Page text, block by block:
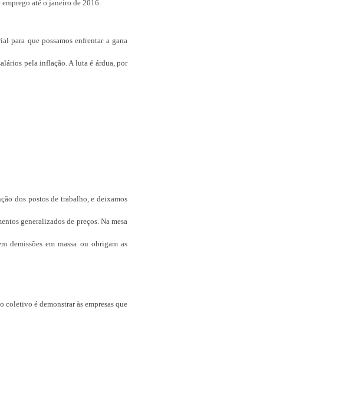
até o janeiro de 2016.
para que possamos enfrentar a gana
pela inflação. A luta é árdua, por
dos postos de trabalho, e deixamos
generalizados de preços. Na mesa
demissões em massa ou obrigam as
coletivo é demonstrar às empresas que